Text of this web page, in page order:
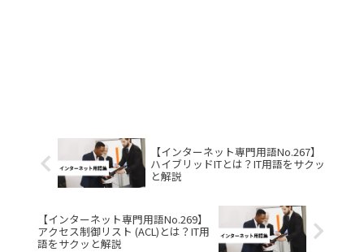
【インターネット専門用語No.267】
ハイブリッドITとは？IT用語をサクッ
と解説
【インターネット専門用語No.269】
アクセス制御リスト (ACL)とは？IT用
語をサクッと解説